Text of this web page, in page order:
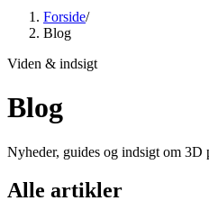
Forside/
Blog
Viden & indsigt
Blog
Nyheder, guides og indsigt om 3D
Alle artikler